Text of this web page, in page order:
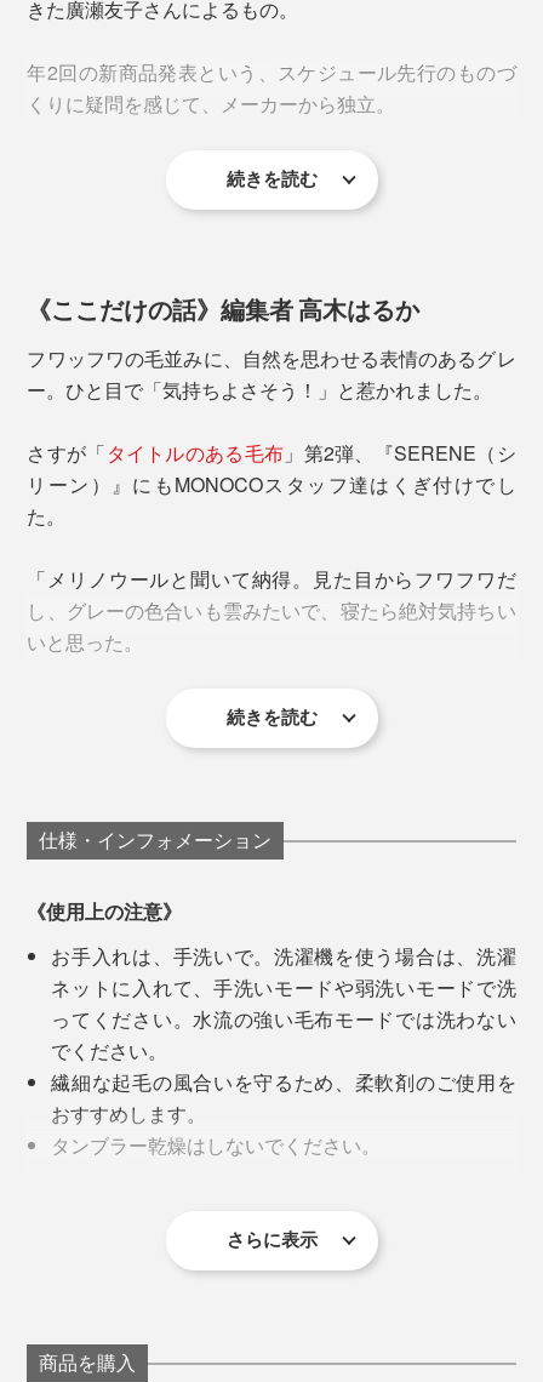
これは至福の気持ちよさ！
ウールは、保温性と吸・放湿性にすぐれているので、冷
てくれて、一晩中、心地よい暖かさが続きます。
毛布」の第2弾。
無地なのに、表情のあるグレーは、まるでモダンアート
のようです。毛布1枚だけで、寝室が、洗練された空間
へ。
『SERENE』は、ニューマイヤー毛布といって、もと
は保温力の低いアクリル製やポリエステル製の毛布を、
もっと暖かくするための製法でつくっています。
土台となる1枚の基布から、オモテ・ウラ両面にウール
糸をかき出して、起毛させる製法なので、毛足はふんわ
り長く。
長い毛足のあいだに、体温で暖まった空気をたっぷり溜
め込むから、ウールのニューマイヤー毛布は、軽い仕上
ふつうの毛布より約10cm幅が広い。寝返りを打って
も、はだけにくいつくりです。
きた廣瀬友子さんによるもの。
年2回の新商品発表という、スケジュール先行のものづ
くりに疑問を感じて、メーカーから独立。
以来、息の長いものづくりを追求し続け、2019年、現
た。
廣瀬さんが目指した毛布は、「子どものときから、大人
男性も女性も、大人も赤ちゃんも。ベッドカバーを掛け
なくても、これ1枚で、寝室の顔になれる。長年、ずっ
と使える。ありそうでなかった毛布です。
続きを読む
《ここだけの話》編集者 高木はるか
フワッフワの毛並みに、自然を思わせる表情のあるグレ
ー。ひと目で「気持ちよさそう！」と惹かれました。
さすが「タイトルのある毛布 」第2弾、『SERENE（シ
リーン）』にもMONOCOスタッフ達はくぎ付けでし
た。
「メリノウールと聞いて納得。見た目からフワフワだ
し、グレーの色合いも雲みたいで、寝たら絶対気持ちい
いと思った。
実際に寝てみたら、期待以上の気持ちよさ。頬ずりした
「前回の「タイトルのある毛布
綿毛布なので、暖かさは『SERENE』が上ですね。毛
よくある安価なウールはチクチクしたり、匂いが気にな
ったりもしますが、『SERENE』には感じません。も
ちろん、こっちも買います（笑）」
「無地だけど、濃淡があったり、端が白かったり、深み
がある。グレーの毛布といっても、こんなにかっこいい
毛布はなかなかない。
イデアは暖かくていいなと思った。パジャマやスウェッ
ト姿もおしゃれに見える」
る、寝具としての毛布は、海外にはあまりないそう。
続きを読む
仕様・インフォメーション
《使用上の注意》
お手入れは、手洗いで。洗濯機を使う場合は、洗濯
ネットに入れて、手洗いモードや弱洗いモードで洗
ってください。水流の強い毛布モードでは洗わない
でください。
繊細な起毛の風合いを守るため、柔軟剤のご使用を
おすすめします。
タンブラー乾燥はしないでください。
使い始めは、濃い色の服に細かい毛羽が付くことが
生産工程の都合上、プリントの色が端まで入らず
さらに表示
商品を購入